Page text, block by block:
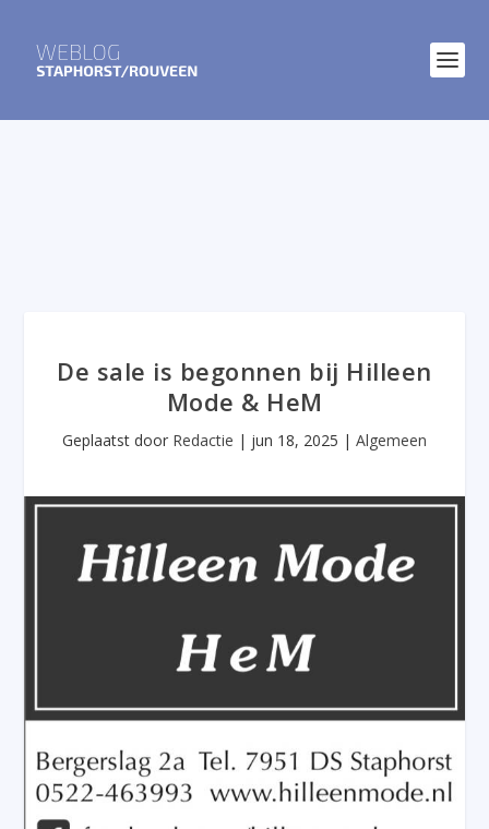
De sale is begonnen bij Hilleen
Mode & HeM
Geplaatst door Redactie | jun 18, 2025 | Algemeen